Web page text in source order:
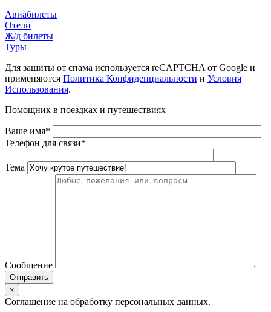
Авиабилеты
Отели
Ж/д билеты
Туры
Для защиты от спама используется reCAPTCHA от Google и
применяются Политика Конфиденциальности и Условия
Использования.
Помощник в поездках и путешествиях
Ваше имя*
Телефон для связи*
Тема
Сообщение
×
Соглашение на обработку персональных данных.